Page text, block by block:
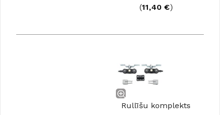
(11,40 €)
Rullīšu komplekts